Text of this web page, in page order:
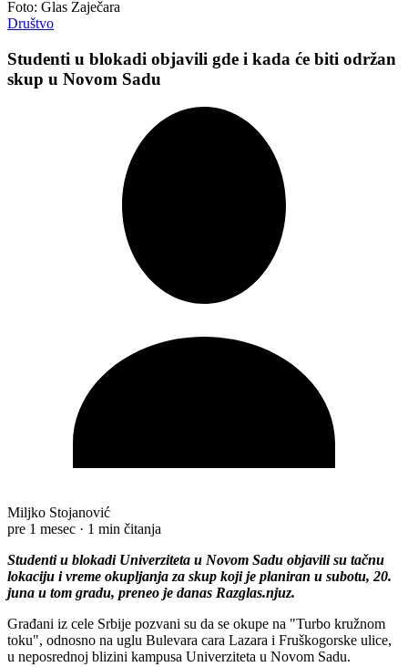
Foto: Glas Zaječara
Društvo
Studenti u blokadi objavili gde i kada će biti održan
skup u Novom Sadu
Miljko Stojanović
pre 1 mesec · 1 min čitanja
Studenti u blokadi Univerziteta u Novom Sadu objavili su tačnu
lokaciju i vreme okupljanja za skup koji je planiran u subotu, 20.
juna u tom gradu, preneo je danas Razglas.njuz.
Građani iz cele Srbije pozvani su da se okupe na "Turbo kružnom
toku", odnosno na uglu Bulevara cara Lazara i Fruškogorske ulice,
u neposrednoj blizini kampusa Univerziteta u Novom Sadu.